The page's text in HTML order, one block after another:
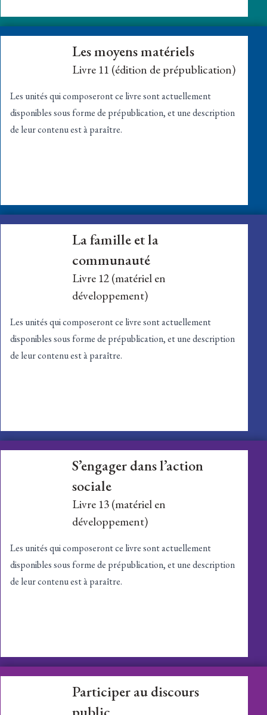
Les moyens matériels
Livre 11 (édition de prépublication)
Les unités qui composeront ce livre sont actuellement
disponibles sous forme de prépublication, et une description
de leur contenu est à paraître.
La famille et la
communauté
Livre 12 (matériel en
développement)
Les unités qui composeront ce livre sont actuellement
disponibles sous forme de prépublication, et une description
de leur contenu est à paraître.
S’engager dans l’action
sociale
Livre 13 (matériel en
développement)
Les unités qui composeront ce livre sont actuellement
disponibles sous forme de prépublication, et une description
de leur contenu est à paraître.
Participer au discours